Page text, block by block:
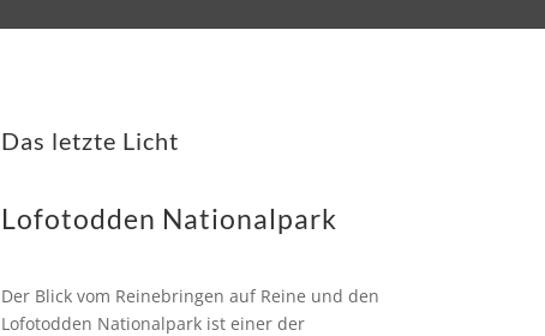
Das letzte Licht
Lofotodden Nationalpark
Der Blick vom Reinebringen auf Reine und den
Lofotodden Nationalpark ist einer der